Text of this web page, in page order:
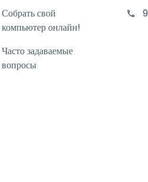
Собрать свой
компьютер онлайн!
Часто задаваемые
вопросы